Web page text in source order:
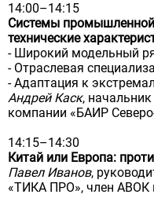
14:00–14:15
Системы промышленной
технические
- Широкий модельный
- Отраслевая
- Адаптация к
Андрей Каск, начальник
компании «БАИР
14:15–14:30
Китай или Европа:
Павел Иванов,
«ТИКА ПРО», член АВОК